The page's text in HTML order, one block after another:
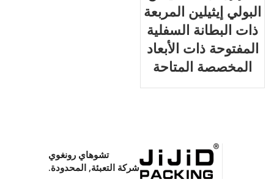
البولي إيثيلين المربعة
ذات البطانة السفلية
المفتوحة ذات الأبعاد
المخصصة المتاحة
تشوهاي رونغوي
شركة التعبئة, المحدودة.